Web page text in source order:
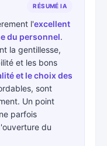
RÉSUMÉ IA
l'excellent
du personnel.
la gentillesse,
et les bons
et le choix des
sont
Un point
parfois
du